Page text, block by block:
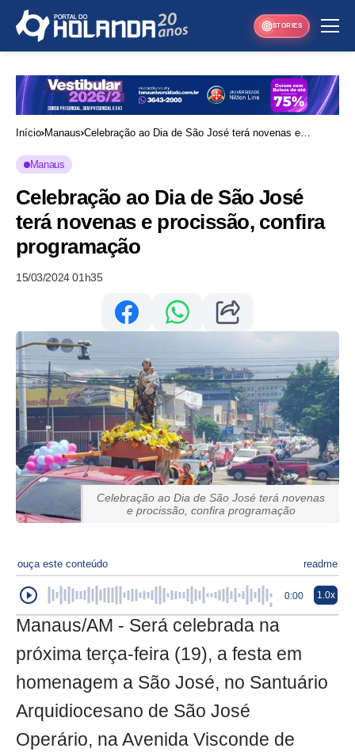
STORIES
Início Manaus Celebração ao Dia de São José terá novenas e
Manaus
Celebração ao Dia de São José
terá novenas e procissão, confira
programação
15/03/2024 01h35
Celebração ao Dia de São José terá novenas
e procissão, confira programação
ouça este conteúdo readme
0:00 1.0x
Manaus/AM - Será celebrada na
próxima terça-feira (19), a festa em
homenagem a São José, no Santuário
Arquidiocesano de São José
Operário, na Avenida Visconde de